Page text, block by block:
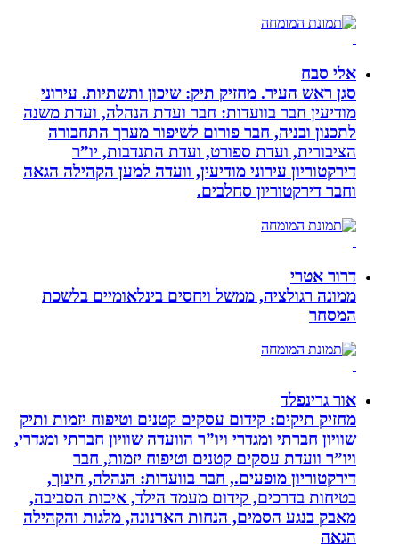
אלי סבח
סגן ראש העיר. מחזיק תיק: שיכון ותשתיות. עירוני
מודיעין חבר בוועדות: חבר ועדת הנהלה, ועדת משנה
לתכנון ובניה, חבר פורום לשיפור מערך התחבורה
הציבורית, ועדת ספורט, ועדת התנדבות, יו”ר
דירקטוריון עירוני מודיעין, וועדה למען הקהילה הגאה
וחבר דירקטוריון סחלבים.
דרור אטרי
ממונה רגולציה, ממשל ויחסים בינלאומיים בלשכת
המסחר
אור גרינפלד
מחזיק תיקים: קידום עסקים קטנים וטיפוח יזמות ותיק
שוויון חברתי ומגדרי ויו”ר הוועדה שוויון חברתי ומגדרי,
ויו”ר וועדת עסקים קטנים וטיפוח יזמות, חבר
דירקטוריון מופעים., חבר בוועדות: הנהלה, חינוך,
בטיחות בדרכים, קידום מעמד הילד, איכות הסביבה,
מאבק בנגע הסמים, הנחות הארנונה, מלגות והקהילה
הגאה